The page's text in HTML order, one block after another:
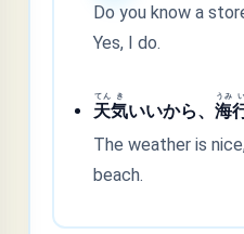
Do you know a
Yes, I do.
天
てん
気
き
いいから、海
うみ い
The weather is
beach.